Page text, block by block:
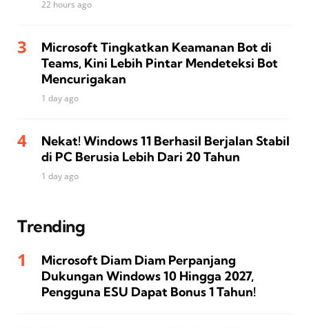
22 hours ago
Microsoft Tingkatkan Keamanan Bot di
Teams, Kini Lebih Pintar Mendeteksi Bot
Mencurigakan
1 day ago
Nekat! Windows 11 Berhasil Berjalan Stabil
di PC Berusia Lebih Dari 20 Tahun
1 day ago
Trending
Microsoft Diam Diam Perpanjang
Dukungan Windows 10 Hingga 2027,
Pengguna ESU Dapat Bonus 1 Tahun!